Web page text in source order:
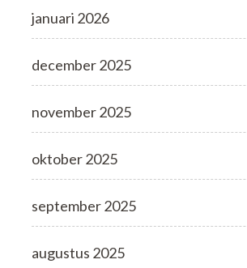
januari 2026
december 2025
november 2025
oktober 2025
september 2025
augustus 2025